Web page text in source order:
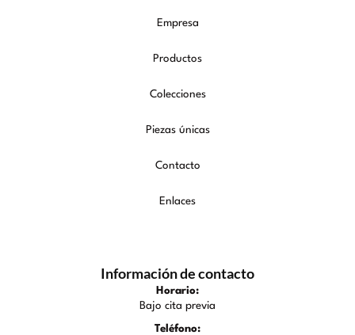
Empresa
Productos
Colecciones
Piezas únicas
Contacto
Enlaces
Información de contacto
Horario:
Bajo cita previa
Teléfono: